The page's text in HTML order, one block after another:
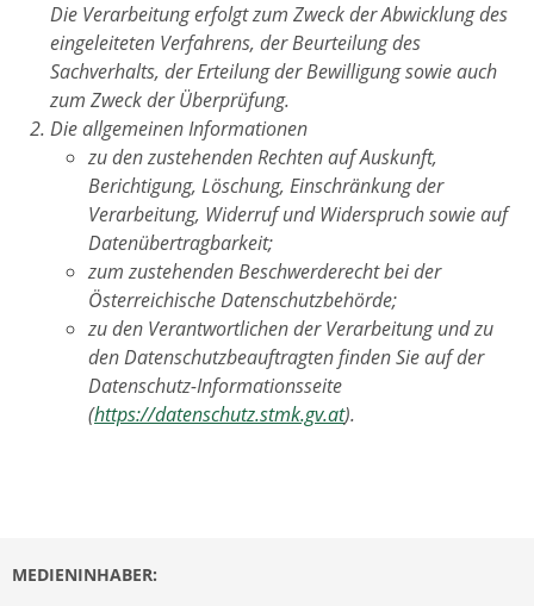
Die Verarbeitung erfolgt zum Zweck der Abwicklung des
eingeleiteten Verfahrens, der Beurteilung des
Sachverhalts, der Erteilung der Bewilligung sowie auch
zum Zweck der Überprüfung.
Die allgemeinen Informationen
zu den zustehenden Rechten auf Auskunft,
Berichtigung, Löschung, Einschränkung der
Verarbeitung, Widerruf und Widerspruch sowie auf
Datenübertragbarkeit;
zum zustehenden Beschwerderecht bei der
Österreichische Datenschutzbehörde;
zu den Verantwortlichen der Verarbeitung und zu
den Datenschutzbeauftragten finden Sie auf der
Datenschutz-Informationsseite
(https://datenschutz.stmk.gv.at).
MEDIENINHABER: